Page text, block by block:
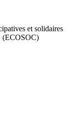
et solidaires
(ECOSOC)